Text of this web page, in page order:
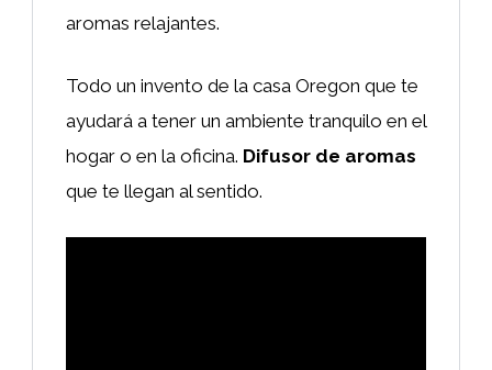
aromas relajantes.
Todo un invento de la casa Oregon que te
ayudará a tener un ambiente tranquilo en el
hogar o en la oficina. Difusor de aromas
que te llegan al sentido.